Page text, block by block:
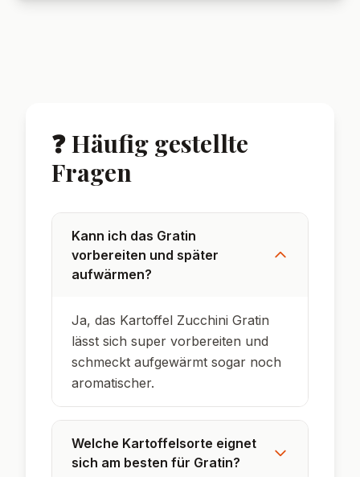
❓ Häufig gestellte
Fragen
Kann ich das Gratin
vorbereiten und später
aufwärmen?
Ja, das Kartoffel Zucchini Gratin
lässt sich super vorbereiten und
schmeckt aufgewärmt sogar noch
aromatischer.
Welche Kartoffelsorte eignet
sich am besten für Gratin?